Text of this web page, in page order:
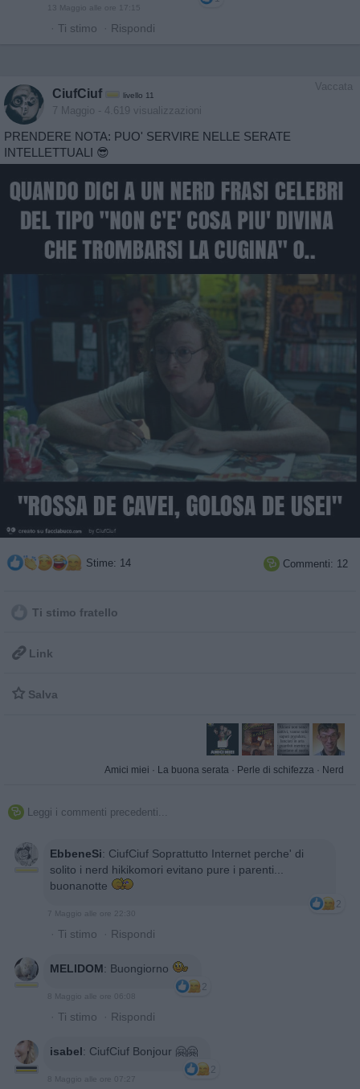
13 Maggio alle ore 17:15
· Ti stimo · Rispondi
Vaccata
CiufCiuf livello 11
7 Maggio - 4.619 visualizzazioni
PRENDERE NOTA: PUO' SERVIRE NELLE SERATE
INTELLETTUALI 😎
Stime: 14  Commenti: 12
Ti stimo fratello
 Link
 Salva
Amici miei · La buona serata · Perle di schifezza · Nerd
 Leggi i commenti precedenti...
EbbeneSi: CiufCiuf Soprattutto Internet perche' di
solito i nerd hikikomori evitano pure i parenti...
buonanotte
2
7 Maggio alle ore 22:30
· Ti stimo · Rispondi
MELIDOM: Buongiorno
2
8 Maggio alle ore 06:08
· Ti stimo · Rispondi
isabel: CiufCiuf Bonjour 🤗🤗
2
8 Maggio alle ore 07:27